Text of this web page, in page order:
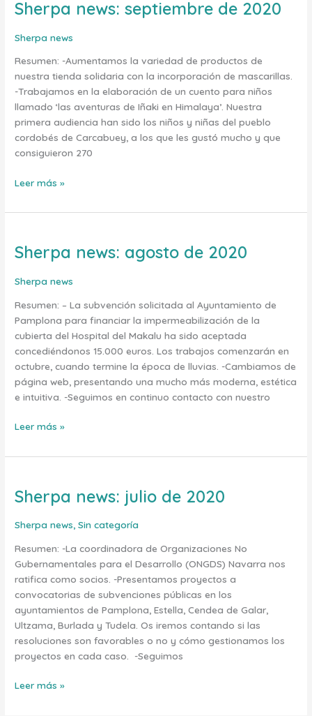
Sherpa news: septiembre de 2020
Sherpa news
Resumen: -Aumentamos la variedad de productos de
nuestra tienda solidaria con la incorporación de mascarillas.
-Trabajamos en la elaboración de un cuento para niños
llamado ‘las aventuras de Iñaki en Himalaya’. Nuestra
primera audiencia han sido los niños y niñas del pueblo
cordobés de Carcabuey, a los que les gustó mucho y que
consiguieron 270
Sherpa
septiembre
2020
Leer más »
Sherpa news: agosto de 2020
Sherpa news
Resumen: – La subvención solicitada al Ayuntamiento de
Pamplona para financiar la impermeabilización de la
cubierta del Hospital del Makalu ha sido aceptada
concediéndonos 15.000 euros. Los trabajos comenzarán en
octubre, cuando termine la época de lluvias. -Cambiamos de
página web, presentando una mucho más moderna, estética
e intuitiva. -Seguimos en continuo contacto con nuestro
Sherpa
agosto
2020
Leer más »
Sherpa news: julio de 2020
Sherpa news,Sin categoría
Resumen: -La coordinadora de Organizaciones No
Gubernamentales para el Desarrollo (ONGDS) Navarra nos
ratifica como socios. -Presentamos proyectos a
convocatorias de subvenciones públicas en los
ayuntamientos de Pamplona, Estella, Cendea de Galar,
Ultzama, Burlada y Tudela. Os iremos contando si las
resoluciones son favorables o no y cómo gestionamos los
proyectos en cada caso. -Seguimos
Sherpa
julio
2020
Leer más »